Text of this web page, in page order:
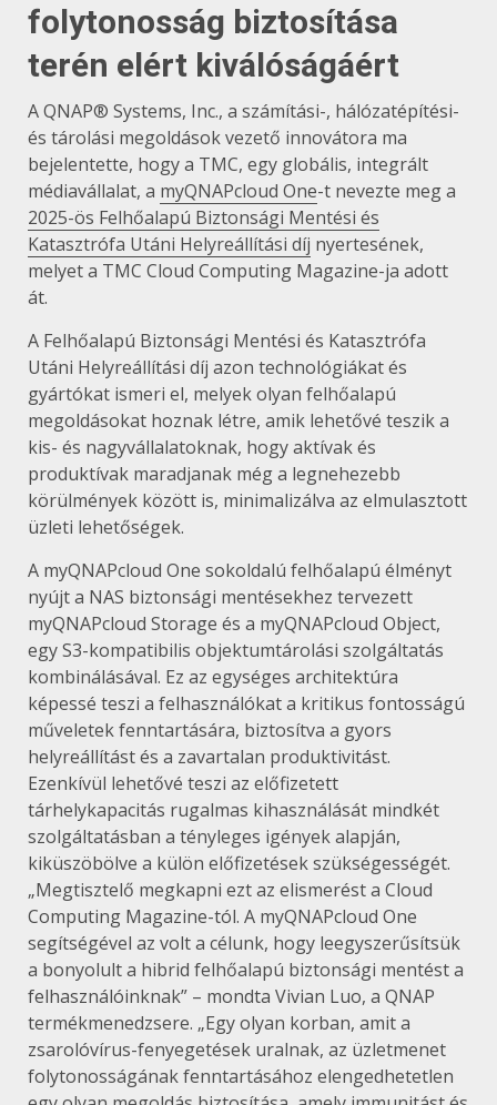
folytonosság biztosítása
terén elért kiválóságáért
A QNAP® Systems, Inc., a számítási-, hálózatépítési-
és tárolási megoldások vezető innovátora ma
bejelentette, hogy a TMC, egy globális, integrált
médiavállalat, a myQNAPcloud One-t nevezte meg a
2025-ös Felhőalapú Biztonsági Mentési és
Katasztrófa Utáni Helyreállítási díj nyertesének,
melyet a TMC Cloud Computing Magazine-ja adott
át.
A Felhőalapú Biztonsági Mentési és Katasztrófa
Utáni Helyreállítási díj azon technológiákat és
gyártókat ismeri el, melyek olyan felhőalapú
megoldásokat hoznak létre, amik lehetővé teszik a
kis- és nagyvállalatoknak, hogy aktívak és
produktívak maradjanak még a legnehezebb
körülmények között is, minimalizálva az elmulasztott
üzleti lehetőségek.
A myQNAPcloud One sokoldalú felhőalapú élményt
nyújt a NAS biztonsági mentésekhez tervezett
myQNAPcloud Storage és a myQNAPcloud Object,
egy S3-kompatibilis objektumtárolási szolgáltatás
kombinálásával. Ez az egységes architektúra
képessé teszi a felhasználókat a kritikus fontosságú
műveletek fenntartására, biztosítva a gyors
helyreállítást és a zavartalan produktivitást.
Ezenkívül lehetővé teszi az előfizetett
tárhelykapacitás rugalmas kihasználását mindkét
szolgáltatásban a tényleges igények alapján,
kiküszöbölve a külön előfizetések szükségességét.
„Megtisztelő megkapni ezt az elismerést a Cloud
Computing Magazine-tól. A myQNAPcloud One
segítségével az volt a célunk, hogy leegyszerűsítsük
a bonyolult a hibrid felhőalapú biztonsági mentést a
felhasználóinknak” – mondta Vivian Luo, a QNAP
termékmenedzsere. „Egy olyan korban, amit a
zsarolóvírus-fenyegetések uralnak, az üzletmenet
folytonosságának fenntartásához elengedhetetlen